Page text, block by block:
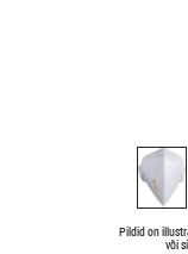
Pildid on
või